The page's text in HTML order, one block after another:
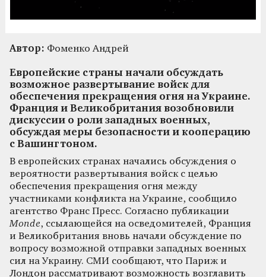
Автор: Фоменко Андрей
Европейские страны начали обсуждать
возможное развертывание войск для
обеспечения прекращения огня на Украине.
Франция и Великобритания возобновили
дискуссии о роли западных военных,
обсуждая меры безопасности и кооперацию
с Вашингтоном.
В европейских странах начались обсуждения о
вероятности развертывания войск с целью
обеспечения прекращения огня между
участниками конфликта на Украине, сообщило
агентство Франс Пресс. Согласно публикации
Monde, ссылающейся на осведомителей, Франция
и Великобритания вновь начали обсуждение по
вопросу возможной отправки западных военных
сил на Украину. СМИ сообщают, что Париж и
Лондон рассматривают возможность возглавить